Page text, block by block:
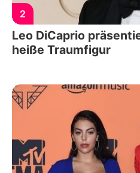
2
Leo DiCaprio
heiße Traumfigur